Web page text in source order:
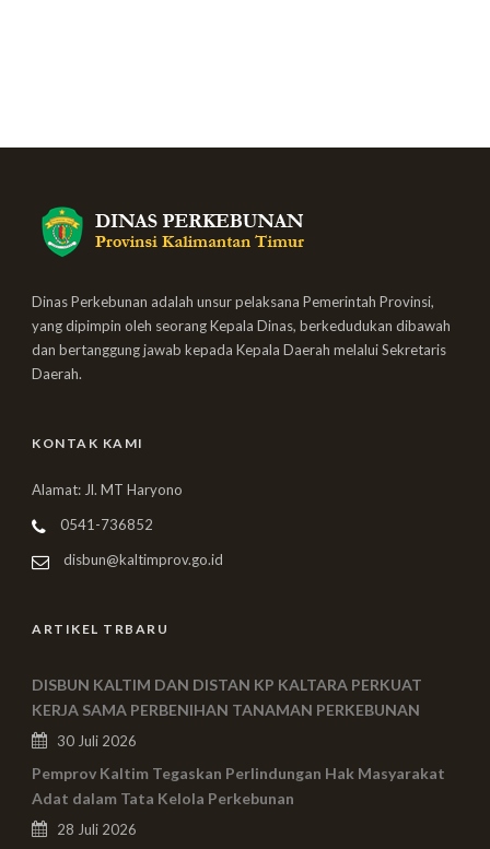
Dinas Perkebunan adalah unsur pelaksana Pemerintah Provinsi,
yang dipimpin oleh seorang Kepala Dinas, berkedudukan dibawah
dan bertanggung jawab kepada Kepala Daerah melalui Sekretaris
Daerah.
KONTAK KAMI
Alamat: Jl. MT Haryono
0541-736852
disbun@kaltimprov.go.id
ARTIKEL TRBARU
DISBUN KALTIM DAN DISTAN KP KALTARA PERKUAT
KERJA SAMA PERBENIHAN TANAMAN PERKEBUNAN
30 Juli 2026
Pemprov Kaltim Tegaskan Perlindungan Hak Masyarakat
Adat dalam Tata Kelola Perkebunan
28 Juli 2026